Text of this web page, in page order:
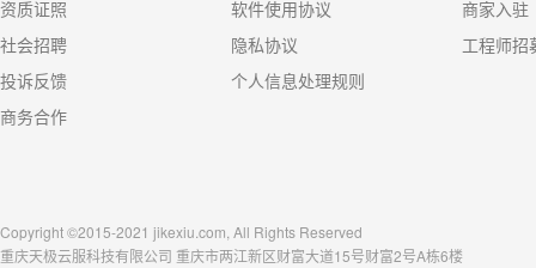
资质证照
社会招聘
投诉反馈
商务合作
软件使用协议
隐私协议
个人信息处理规则
商家入驻
工程师招
Copyright ©2015-2021 jikexiu.com, All Rights Reserved
重庆天极云服科技有限公司 重庆市两江新区财富大道15号财富2号A栋6楼